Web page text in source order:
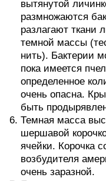
вытянутой
размножаются
разлагают ткани
темной массы
нить). Бактерии
пока имеется
определенное
очень опасна.
быть
Темная масса
шершавой
ячейки. Корочка
возбудителя
очень заразной.